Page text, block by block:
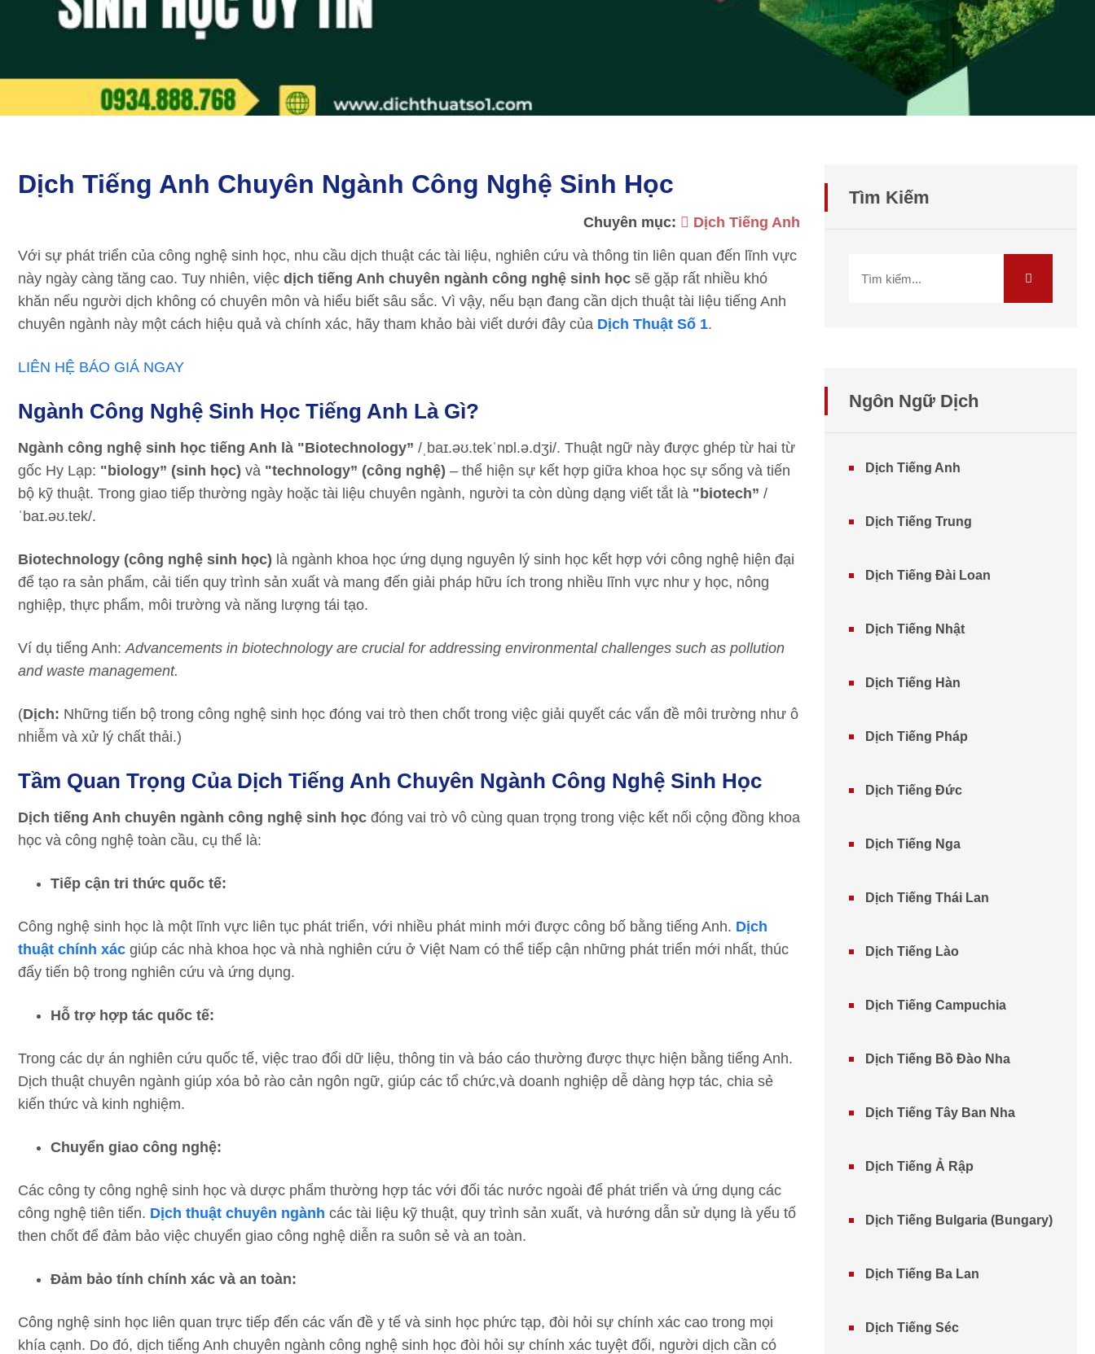
Dịch Tiếng Anh Chuyên Ngành Công Nghệ Sinh Học
Chuyên mục: Dịch Tiếng Anh
Với sự phát triển của công nghệ sinh học, nhu cầu dịch thuật các tài liệu, nghiên cứu và thông tin liên quan đến lĩnh vực
này ngày càng tăng cao. Tuy nhiên, việc dịch tiếng Anh chuyên ngành công nghệ sinh học sẽ gặp rất nhiều khó
khăn nếu người dịch không có chuyên môn và hiểu biết sâu sắc. Vì vậy, nếu bạn đang cần dịch thuật tài liệu tiếng Anh
chuyên ngành này một cách hiệu quả và chính xác, hãy tham khảo bài viết dưới đây của Dịch Thuật Số 1.
LIÊN HỆ BÁO GIÁ NGAY
Ngành Công Nghệ Sinh Học Tiếng Anh Là Gì?
Ngành công nghệ sinh học tiếng Anh là "Biotechnology” /ˌbaɪ.əʊ.tekˈnɒl.ə.dʒi/. Thuật ngữ này được ghép từ hai từ
gốc Hy Lạp: "biology” (sinh học) và "technology” (công nghệ) – thể hiện sự kết hợp giữa khoa học sự sống và tiến
bộ kỹ thuật. Trong giao tiếp thường ngày hoặc tài liệu chuyên ngành, người ta còn dùng dạng viết tắt là "biotech” /
ˈbaɪ.əʊ.tek/.
Biotechnology (công nghệ sinh học) là ngành khoa học ứng dụng nguyên lý sinh học kết hợp với công nghệ hiện đại
để tạo ra sản phẩm, cải tiến quy trình sản xuất và mang đến giải pháp hữu ích trong nhiều lĩnh vực như y học, nông
nghiệp, thực phẩm, môi trường và năng lượng tái tạo.
Ví dụ tiếng Anh:Advancements in biotechnology are crucial for addressing environmental challenges such as pollution
and waste management.
(Dịch: Những tiến bộ trong công nghệ sinh học đóng vai trò then chốt trong việc giải quyết các vấn đề môi trường như ô
nhiễm và xử lý chất thải.)
Tầm Quan Trọng Của Dịch Tiếng Anh Chuyên Ngành Công Nghệ Sinh Học
Dịch tiếng Anh chuyên ngành công nghệ sinh học đóng vai trò vô cùng quan trọng trong việc kết nối cộng đồng khoa
học và công nghệ toàn cầu, cụ thể là:
Tiếp cận tri thức quốc tế:
Công nghệ sinh học là một lĩnh vực liên tục phát triển, với nhiều phát minh mới được công bố bằng tiếng Anh. Dịch
thuật chính xác giúp các nhà khoa học và nhà nghiên cứu ở Việt Nam có thể tiếp cận những phát triển mới nhất, thúc
đẩy tiến bộ trong nghiên cứu và ứng dụng.
Hỗ trợ hợp tác quốc tế:
Trong các dự án nghiên cứu quốc tế, việc trao đổi dữ liệu, thông tin và báo cáo thường được thực hiện bằng tiếng Anh.
Dịch thuật chuyên ngành giúp xóa bỏ rào cản ngôn ngữ, giúp các tổ chức,và doanh nghiệp dễ dàng hợp tác, chia sẻ
kiến thức và kinh nghiệm.
Chuyển giao công nghệ:
Các công ty công nghệ sinh học và dược phẩm thường hợp tác với đối tác nước ngoài để phát triển và ứng dụng các
công nghệ tiên tiến. Dịch thuật chuyên ngành các tài liệu kỹ thuật, quy trình sản xuất, và hướng dẫn sử dụng là yếu tố
then chốt để đảm bảo việc chuyển giao công nghệ diễn ra suôn sẻ và an toàn.
Đảm bảo tính chính xác và an toàn:
Công nghệ sinh học liên quan trực tiếp đến các vấn đề y tế và sinh học phức tạp, đòi hỏi sự chính xác cao trong mọi
khía cạnh. Do đó, dịch tiếng Anh chuyên ngành công nghệ sinh học đòi hỏi sự chính xác tuyệt đối, người dịch cần có
Tìm Kiếm
Ngôn Ngữ Dịch
Dịch Tiếng Anh
Dịch Tiếng Trung
Dịch Tiếng Đài Loan
Dịch Tiếng Nhật
Dịch Tiếng Hàn
Dịch Tiếng Pháp
Dịch Tiếng Đức
Dịch Tiếng Nga
Dịch Tiếng Thái Lan
Dịch Tiếng Lào
Dịch Tiếng Campuchia
Dịch Tiếng Bồ Đào Nha
Dịch Tiếng Tây Ban Nha
Dịch Tiếng Ả Rập
Dịch Tiếng Bulgaria (Bungary)
Dịch Tiếng Ba Lan
Dịch Tiếng Séc